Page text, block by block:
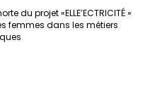
du projet «ELLE’ECTRICITÉ »
femmes dans les métiers